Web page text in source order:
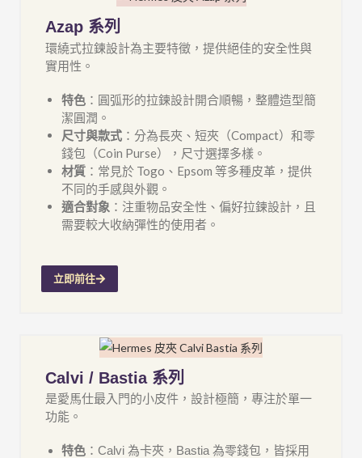
Azap 系列
環繞式拉鍊設計為主要特徵，提供絕佳的安全性與
實用性。
特色 ：圓弧形的拉鍊設計開合順暢，整體造型簡
潔圓潤。
尺寸與款式 ：分為長夾、短夾（Compact）和零
錢包（Coin Purse），尺寸選擇多樣。
材質 ：常見於 Togo、Epsom 等多種皮革，提供
不同的手感與外觀。
適合對象 ：注重物品安全性、偏好拉鍊設計，且
需要較大收納彈性的使用者。
立即前往
Calvi / Bastia 系列
是愛馬仕最入門的小皮件，設計極簡，專注於單一
功能。
特色 ：Calvi 為卡夾，Bastia 為零錢包，皆採用